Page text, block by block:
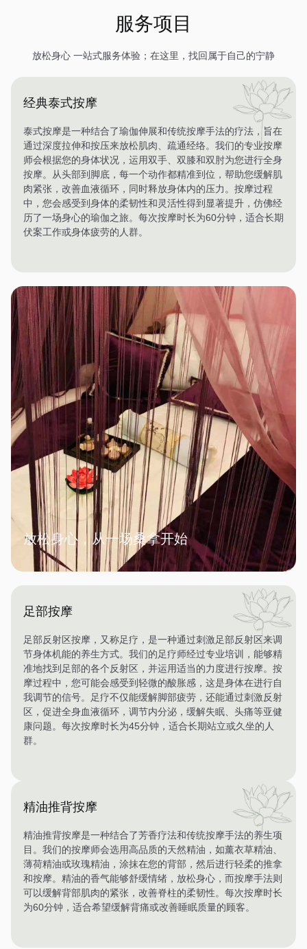
服务项目
放松身心 一站式服务体验；在这里，找回属于自己的宁静
经典泰式按摩
泰式按摩是一种结合了瑜伽伸展和传统按摩手法的疗法，旨在
通过深度拉伸和按压来放松肌肉、疏通经络。我们的专业按摩
师会根据您的身体状况，运用双手、双膝和双肘为您进行全身
按摩。从头部到脚底，每一个动作都精准到位，帮助您缓解肌
肉紧张，改善血液循环，同时释放身体内的压力。按摩过程
中，您会感受到身体的柔韧性和灵活性得到显著提升，仿佛经
历了一场身心的瑜伽之旅。每次按摩时长为60分钟，适合长期
伏案工作或身体疲劳的人群。
放松身心，从一场桑拿开始
足部按摩
足部反射区按摩，又称足疗，是一种通过刺激足部反射区来调
节身体机能的养生方式。我们的足疗师经过专业培训，能够精
准地找到足部的各个反射区，并运用适当的力度进行按摩。按
摩过程中，您可能会感受到轻微的酸胀感，这是身体在进行自
我调节的信号。足疗不仅能缓解脚部疲劳，还能通过刺激反射
区，促进全身血液循环，调节内分泌，缓解失眠、头痛等亚健
康问题。每次按摩时长为45分钟，适合长期站立或久坐的人
群。
精油推背按摩
精油推背按摩是一种结合了芳香疗法和传统按摩手法的养生项
目。我们的按摩师会选用高品质的天然精油，如薰衣草精油、
薄荷精油或玫瑰精油，涂抹在您的背部，然后进行轻柔的推拿
和按摩。精油的香气能够舒缓情绪，放松身心，而按摩手法则
可以缓解背部肌肉的紧张，改善脊柱的柔韧性。每次按摩时长
为60分钟，适合希望缓解背痛或改善睡眠质量的顾客。